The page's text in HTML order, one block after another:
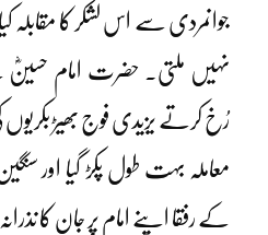
جوانمردی سے اس لشکر کا مقابلہ
نہیں ملتی۔ حضرت امام
رُخ کرتے یزیدی فوج بھیڑ
معاملہ بہت طول پکڑ گیا اور
کے رفقا اپنے امام پر جان کا